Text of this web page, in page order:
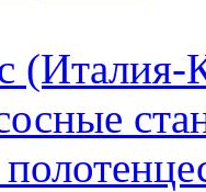
(Италия-